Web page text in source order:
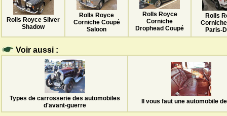
Rolls Royce Silver
Shadow
Rolls Royce
Corniche Coupé
Saloon
Rolls Royce
Corniche
Drophead Coupé
Rolls
Paris-
Voir aussi :
Types de carrosserie des automobiles
d'avant-guerre
Il vous faut une automobile